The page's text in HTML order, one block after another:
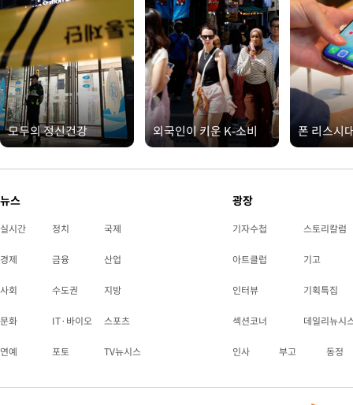
모두의 정신건강 외국인이 키운 K-소비 폰 리스시
뉴스
실시간 정치 국제
경제 금융 산업
사회 수도권 지방
문화 IT·바이오 스포츠
연예 포토 TV뉴시스
광장
기자수첩 스토리칼럼
아트클럽 기고
인터뷰 기획특집
섹션코너 데일리뉴시
인사 부고 동정